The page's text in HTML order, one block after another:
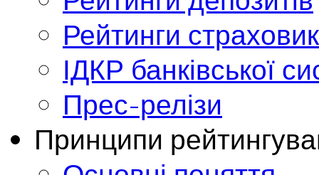
Рейтинги
ІДКР банківської
Прес-релізи
Принципи